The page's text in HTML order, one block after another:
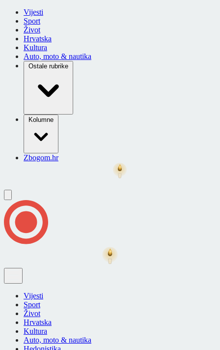
Vijesti
Sport
Život
Hrvatska
Kultura
Auto, moto & nautika
Ostale rubrike
Kolumne
Zbogom.hr
Vijesti
Sport
Život
Hrvatska
Kultura
Auto, moto & nautika